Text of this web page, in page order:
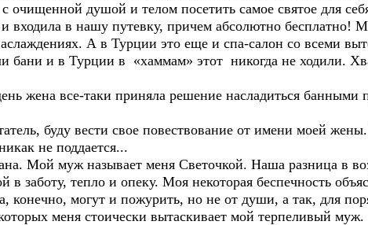
очищенной душой и телом посетить самое святое для
в нашу путевку, причем абсолютно бесплатно!
А в Турции это еще и спа-салон со всеми
и в Турции в «хаммам» этот никогда не ходили.
все-таки приняла решение насладиться банными
буду вести свое повествование от имени моей жены.
не поддается...
Мой муж называет меня Светочкой. Наша разница в
в заботу, тепло и опеку. Моя некоторая беспечность
конечно, могут и пожурить, но не от души, а так, для
меня стоически вытаскивает мой терпеливый муж.